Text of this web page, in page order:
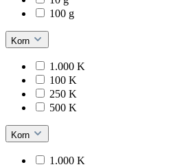
100 g
Korn
1.000 K
100 K
250 K
500 K
Korn
1.000 K